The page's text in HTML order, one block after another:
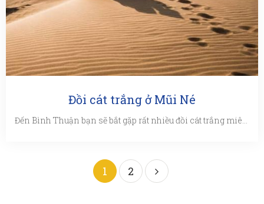
Đồi cát trắng ở Mũi Né
Đến Bình Thuận bạn sẽ bắt gặp rất nhiều đồi cát trắng miên man hùng vỹ khiến người ta liên tưởng đến sa mạc ...
1 2